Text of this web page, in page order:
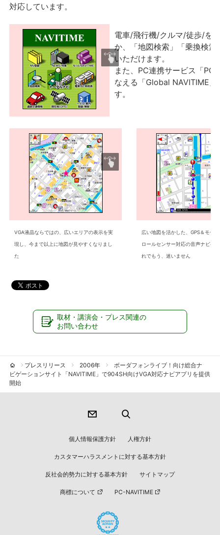
対応しています。
電車/飛行機/クルマ/徒歩/を
か、「地図検索」「乗換検
いただけます。
また、PC連携サービス「
なえる「Global NAVITIME
す。
VGA液晶ならではの、広いエリアの表示を実
現し、今まで以上に地図が見やすくなりまし
た
広い地図を活かした、GPS＆モー
ロールセンサー対応の音声ナビゲ
れでもう、迷いません
取材・講演会・プレス関連の
お問い合わせ
プレスリリース 2006年
ボーダフォンライブ！向け総合ナ
ビゲーションサイト「NAVITIME」で904SH向けVGA対応ナビアプリを提供
開始
個人情報保護方針 人権方針
カスタマーハラスメントに対する基本方針
反社会的勢力に対する基本方針 サイトマップ
商標について PC-NAVITIME